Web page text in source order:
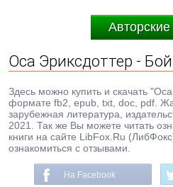
Оса Эриксдоттер -
Здесь можно купить и скачать
формате fb2, epub, txt, doc, pdf.
зарубежная литература,
2021. Так же Вы можете читать
книги на сайте LibFox.Ru
ознакомиться с отзывами.
На Facebook